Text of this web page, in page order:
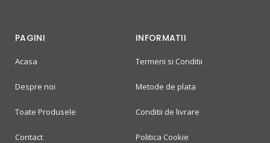
PAGINI
Acasa
Despre noi
Toate Produsele
Contact
INFORMATII
Termeni si Conditii
Metode de plata
Conditii de livrare
Politica Cookie